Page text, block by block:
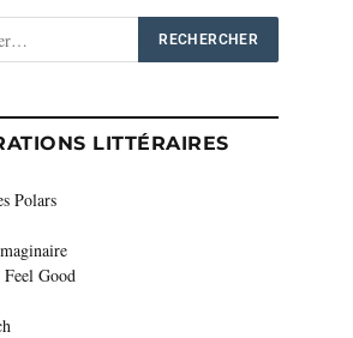
LITTÉRAIRES
Polars
Good